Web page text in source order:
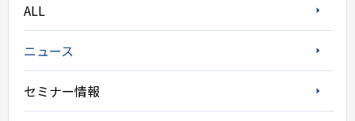
ALL
ニュース
セミナー情報